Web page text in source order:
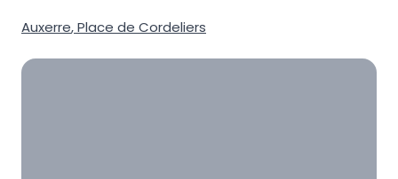
Auxerre,Place de Cordeliers